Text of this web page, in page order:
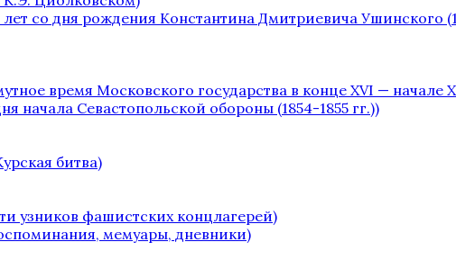
лет со дня рождения Константина Дмитриевича Ушинского
время Московского государства в конце XVI — начале
начала Севастопольской обороны (1854-1855 гг.))
битва)
узников фашистских концлагерей)
мемуары, дневники)